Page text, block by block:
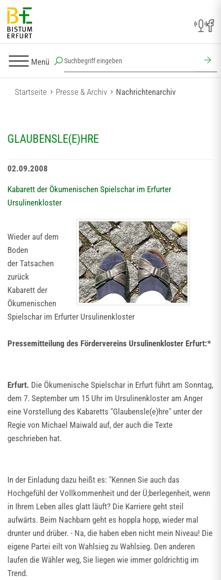
Menü
Startseite Presse & Archiv Nachrichtenarchiv
GLAUBENSLE(E)HRE
02.09.2008
Kabarett der Ökumenischen Spielschar im Erfurter
Ursulinenkloster
Wieder auf dem
Boden
der Tatsachen
zurück
Kabarett der
Ökumenischen
Spielschar im Erfurter Ursulinenkloster
Pressemitteilung des Fördervereins Ursulinenkloster Erfurt:*
Erfurt. Die Ökumenische Spielschar in Erfurt führt am Sonntag,
dem 7. September um 15 Uhr im Ursulinenkloster am Anger
eine Vorstellung des Kabaretts "Glaubensle(e)hre" unter der
Regie von Michael Maiwald auf, der auch die Texte
geschrieben hat.
In der Einladung dazu heißt es: "Kennen Sie auch das
Hochgefühl der Vollkommenheit und der Ü;berlegenheit, wenn
in Ihrem Leben alles glatt läuft? Die Karriere geht steil
aufwärts. Beim Nachbarn geht es hoppla hopp, wieder mal
drunter und drüber. - Na, die haben eben nicht mein Niveau! Die
eigene Partei eilt von Wahlsieg zu Wahlsieg. Den anderen
laufen die Wähler weg, Sie liegen wie immer goldrichtig im
Trend.